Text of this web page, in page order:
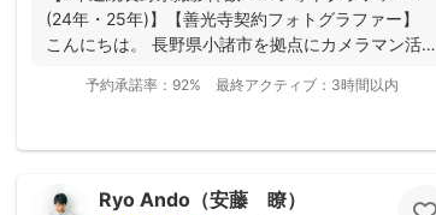
(24年・25年)】【善光寺契約フォトグラファー】
こんにちは。 長野県小諸市を拠点にカメラマン活
予約承諾率： 92% 最終アクティブ： 3時間以内
Ryo Ando（安藤 瞭）